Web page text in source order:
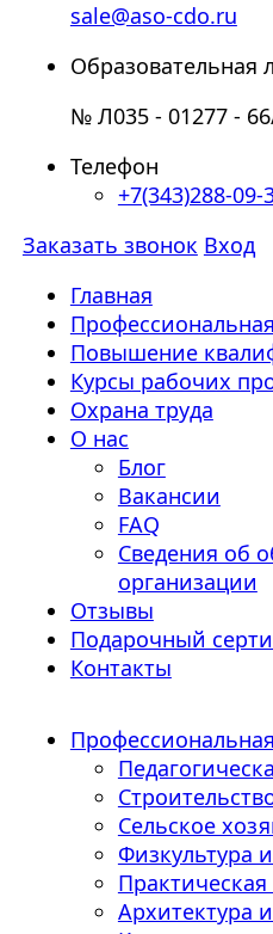
sale@aso-cdo.ru
Образовательная
№ Л035 - 01277 -
Телефон
+7(343)288-09-
Заказать звонок Вход
Главная
Повышение
Курсы рабочих
Охрана труда
О нас
Блог
Вакансии
FAQ
Сведения об
организации
Отзывы
Подарочный
Контакты
Сельское
Физкультура
Архитектура